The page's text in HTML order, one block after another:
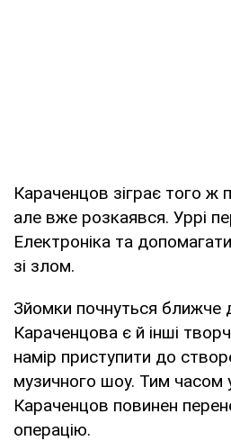
Караченцов зіграє того ж
але вже розкаявся. Уррі
Електроніка та
зі злом.
Зйомки почнуться ближче
Караченцова є й інші
намір приступити до
музичного шоу. Тим часом
Караченцов повинен
операцію.